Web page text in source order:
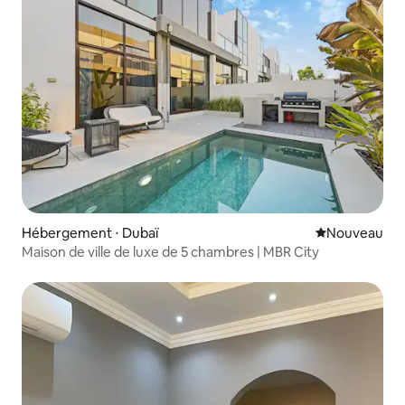
Hébergement ⋅ Dubaï Nouvel
Nouveau
Maison de ville de luxe de 5 chambres | MBR City